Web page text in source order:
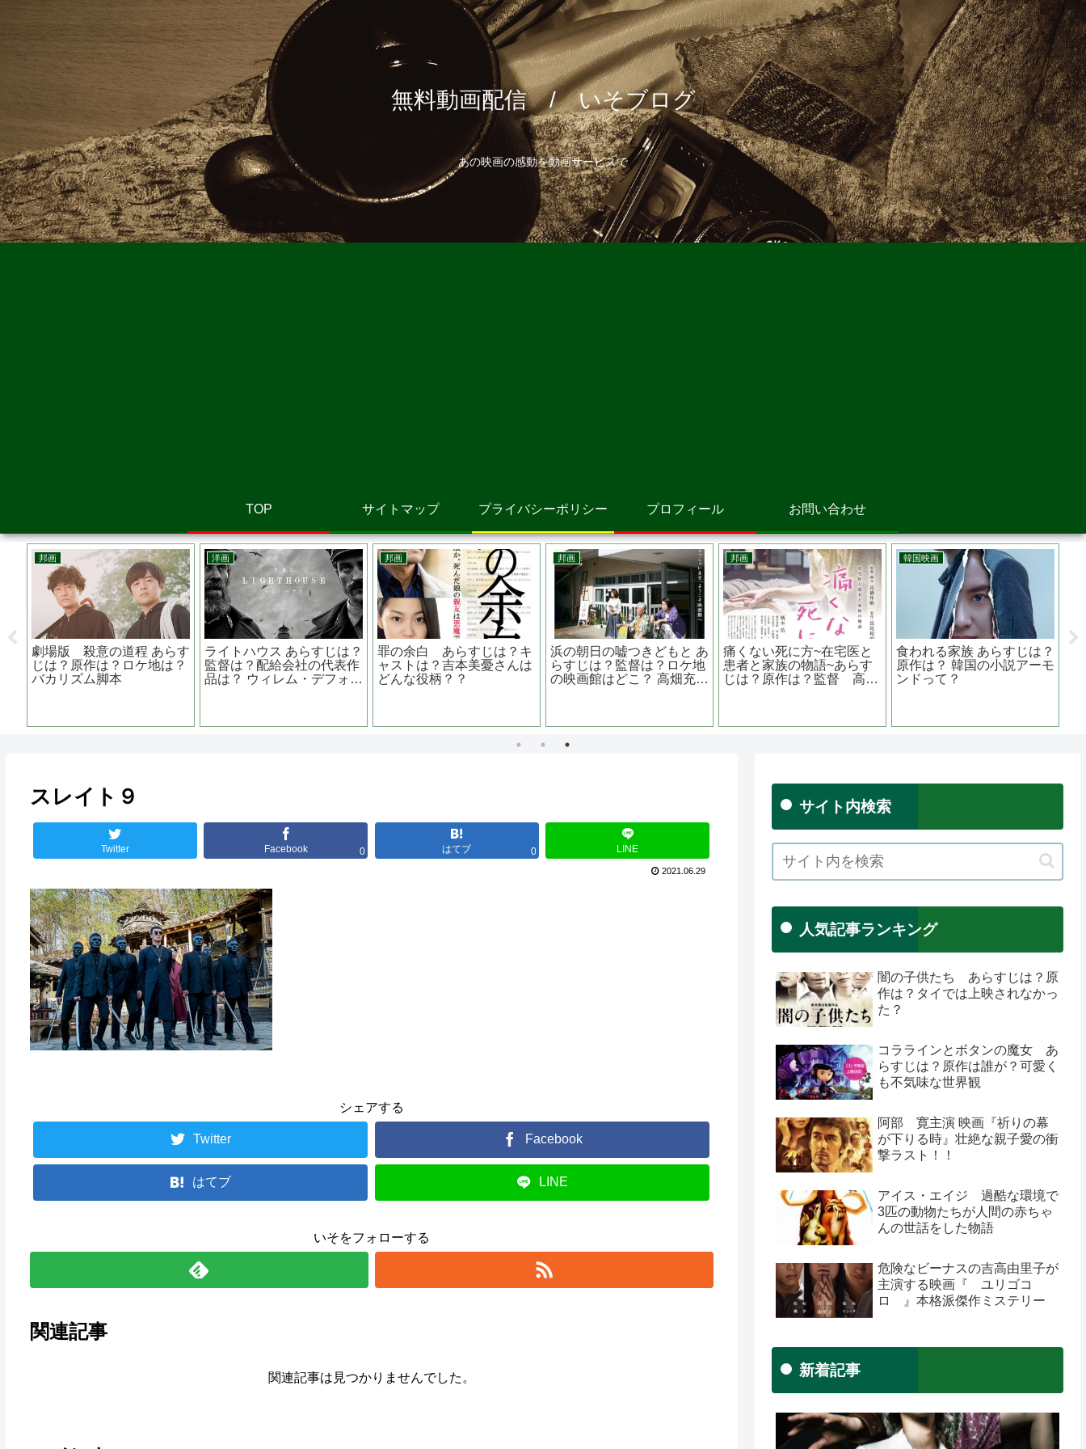
無料動画配信 / いそブログ
あの映画の感動を動画サービスで
TOP サイトマップ プライバシーポリシー プロフィール お問い合わせ
邦画
劇場版 殺意の道程 あらす
じは？原作は？ロケ地は？
バカリズム脚本
洋画
ライトハウス あらすじは？
監督は？配給会社の代表作
品は？ ウィレム・デフォー
邦画
罪の余白 あらすじは？キ
ャストは？吉本美憂さんは
どんな役柄？？
邦画
浜の朝日の嘘つきどもと あ
らすじは？監督は？ロケ地
の映画館はどこ？ 高畑充希
邦画
痛くない死に方~在宅医と
患者と家族の物語~あらす
じは？原作は？監督 高橋
韓国映画
食われる家族 あらすじは？
原作は？ 韓国の小説アーモ
ンドって？
スレイト９
Twitter Facebook 0 はてブ 0 LINE
2021.06.29
シェアする
Twitter Facebook
はてブ LINE
いそをフォローする
関連記事
関連記事は見つかりませんでした。
サイト内検索
人気記事ランキング
闇の子供たち あらすじは？原
作は？タイでは上映されなかっ
た？
コララインとボタンの魔女 あ
らすじは？原作は誰が？可愛く
も不気味な世界観
阿部 寛主演 映画『祈りの幕
が下りる時』壮絶な親子愛の衝
撃ラスト！！
アイス・エイジ 過酷な環境で
3匹の動物たちが人間の赤ちゃ
んの世話をした物語
危険なビーナスの吉高由里子が
主演する映画『 ユリゴコ
ロ 』本格派傑作ミステリー
新着記事